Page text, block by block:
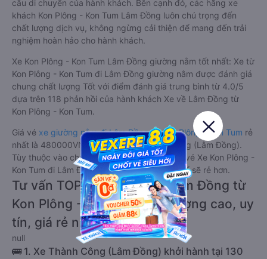
cầu di chuyển của hành khách. Bên cạnh đó, các hãng xe
khách Kon Plông - Kon Tum Lâm Đồng luôn chú trọng đến
chất lượng dịch vụ, không ngừng cải thiện để mang đến trải
nghiệm hoàn hảo cho hành khách.
Xe Kon Plông - Kon Tum Lâm Đồng giường nằm tốt nhất: Xe từ
Kon Plông - Kon Tum đi Lâm Đồng giường nằm được đánh giá
chung chất lượng Tốt với điểm đánh giá trung bình từ 4.0/5
dựa trên 118 phản hồi của hành khách Xe về Lâm Đồng từ
Kon Plông - Kon Tum.
Giá vé xe giường nằm đi Lâm Đồng từ Kon Plông - Kon Tum rẻ
nhất là 480000VND của hãng xe Thành Công (Lâm Đồng).
Tùy thuộc vào chương trình khuyến mãi, giá vé Xe Kon Plông -
Kon Tum đi Lâm Đồng giường nằm này có thể sẽ rẻ hơn.
Tư vấn TOP 1 xe khách đi Lâm Đồng từ
Kon Plông - Kon Tum chất lượng cao, uy
tín, giá rẻ nhất 08/2026
null
🚌 1. Xe Thành Công (Lâm Đồng) khởi hành tại 130